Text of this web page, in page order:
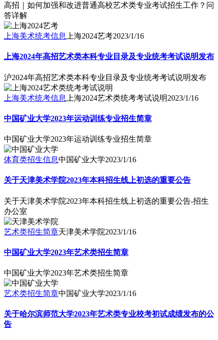
高招｜如何加强和改进普通高校艺术类专业考试招生工作？问
答详解
上海美术统考信息 上海2024艺考2023/1/16
上海2024年高招艺术类本科专业目录及专业统考考试说明发布
沪2024年高招艺术类本科专业目录及专业统考考试说明发布
上海美术统考信息 上海2024艺术类统考考试说明2023/1/16
中国矿业大学2023年运动训练专业招生简章
中国矿业大学2023年运动训练专业招生简章
体育类招生信息中国矿业大学2023/1/16
关于天津美术学院2023年本科招生线上初选的重要公告
关于天津美术学院2023年本科招生线上初选的重要公告-招生
办公室
艺术类招生简章天津美术学院2023/1/16
中国矿业大学2023年艺术类招生简章
中国矿业大学2023年艺术类招生简章
艺术类招生简章中国矿业大学2023/1/16
关于哈尔滨师范大学2023年艺术类专业校考初试成绩发布的公
告